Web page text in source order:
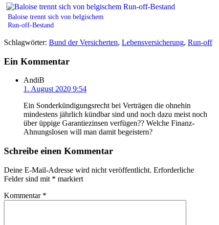
Baloise trennt sich von belgischem
Run-off-Bestand
Schlagwörter: Bund der Versicherten, Lebensversicherung, Run-off
Ein Kommentar
AndiB
1. August 2020 9:54
Ein Sonderkündigungsrecht bei Verträgen die ohnehin
mindestens jährlich kündbar sind und noch dazu meist noch
über üppige Garantiezinsen verfügen?? Welche Finanz-
Ahnungslosen will man damit begeistern?
Schreibe einen Kommentar
Deine E-Mail-Adresse wird nicht veröffentlicht. Erforderliche
Felder sind mit * markiert
Kommentar *